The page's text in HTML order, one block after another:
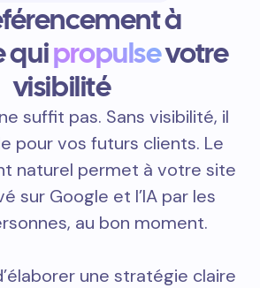
à
quipropulsevotre
visibilité
suffit pas. Sans visibilité, il
pour vos futurs clients. Le
naturel permet à votre site
sur Google et l’IA par les
au bon moment.
une stratégie claire